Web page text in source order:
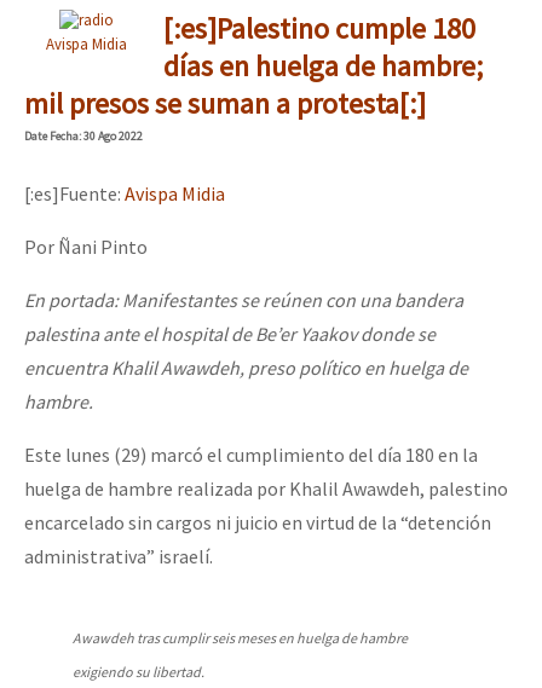
Avispa Midia
[:es]Palestino cumple 180
días en huelga de hambre;
mil presos se suman a protesta[:]
DateFecha: 30 Ago 2022
[:es]Fuente: Avispa Midia
Por Ñani Pinto
En portada: Manifestantes se reúnen con una bandera
palestina ante el hospital de Be’er Yaakov donde se
encuentra Khalil Awawdeh, preso político en huelga de
hambre.
Este lunes (29) marcó el cumplimiento del día 180 en la
huelga de hambre realizada por Khalil Awawdeh, palestino
encarcelado sin cargos ni juicio en virtud de la “detención
administrativa” israelí.
Awawdeh tras cumplir seis meses en huelga de hambre
exigiendo su libertad.